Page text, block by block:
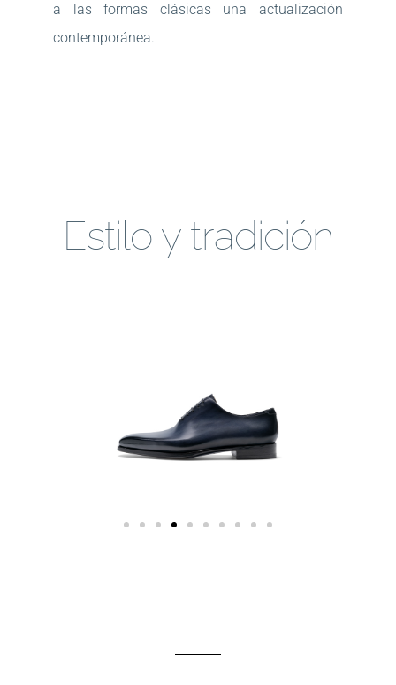
a las formas clásicas una actualización
contemporánea.
Estilo y tradición